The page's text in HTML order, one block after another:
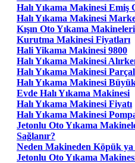
Halı Yıkama Makinesi Emiş
Halı Yıkama Makinesi
Kışın Oto Yıkama
Kurutma Makinesi Fiyatları
Hali Yikama Makinesi 9800
Halı Yıkama Makinesi
Halı Yıkama Makinesi
Halı Yıkama Makinesi
Evde Halı Yıkama Makinesi
Halı Yıkama Makinesi Fiyatı
Halı Yıkama Makinesi
Jetonlu Oto Yıkama
Sağlanır?
Neden Makineden Köpük ya
Jetonlu Oto Yıkama